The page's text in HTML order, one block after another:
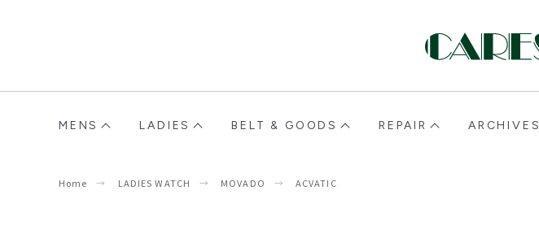
MENS LADIES BELT & GOODS REPAIR ARCHIVES
Home LADIES WATCH MOVADO ACVATIC